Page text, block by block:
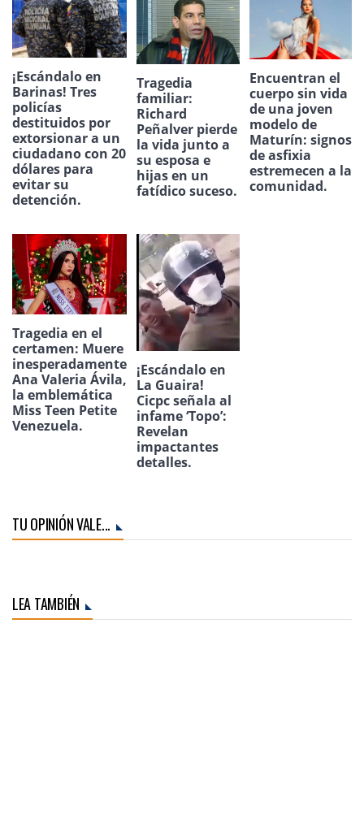
¡Escándalo en
Barinas! Tres
policías
destituidos por
extorsionar a un
ciudadano con 20
dólares para
evitar su
detención.
Tragedia
familiar:
Richard
Peñalver pierde
la vida junto a
su esposa e
hijas en un
fatídico suceso.
Encuentran el
cuerpo sin vida
de una joven
modelo de
Maturín: signos
de asfixia
estremecen a la
comunidad.
Tragedia en el
certamen: Muere
inesperadamente
Ana Valeria Ávila,
la emblemática
Miss Teen Petite
Venezuela.
¡Escándalo en
La Guaira!
Cicpc señala al
infame ‘Topo’:
Revelan
impactantes
detalles.
TU OPINIÓN VALE...
LEA TAMBIÉN